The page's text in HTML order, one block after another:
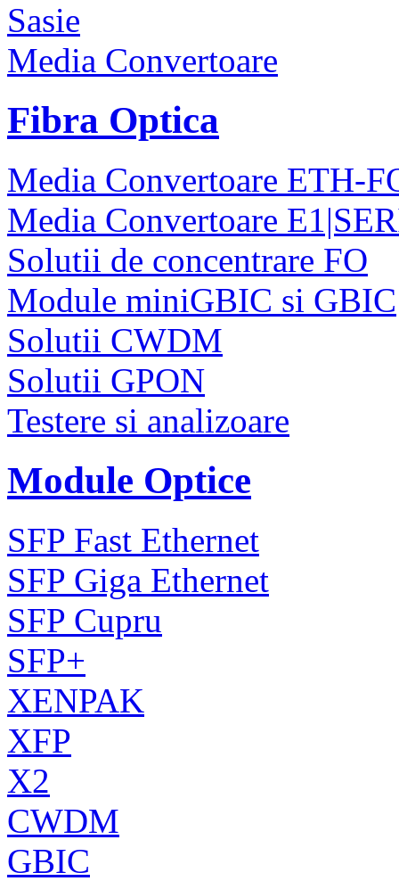
Sasie
Media Convertoare
Fibra Optica
Media Convertoare ETH-
Media Convertoare
Solutii de concentrare FO
Module miniGBIC si GBIC
Solutii CWDM
Solutii GPON
Testere si analizoare
Module Optice
SFP Fast Ethernet
SFP Giga Ethernet
SFP Cupru
SFP+
XENPAK
XFP
X2
CWDM
GBIC